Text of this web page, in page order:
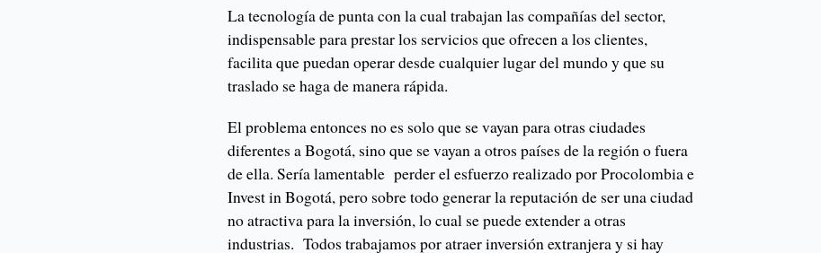
La tecnología de punta con la cual trabajan las compañías del sector,
indispensable para prestar los servicios que ofrecen a los clientes,
facilita que puedan operar desde cualquier lugar del mundo y que su
traslado se haga de manera rápida.
El problema entonces no es solo que se vayan para otras ciudades
diferentes a Bogotá, sino que se vayan a otros países de la región o fuera
de ella. Sería lamentable perder el esfuerzo realizado por Procolombia e
Invest in Bogotá, pero sobre todo generar la reputación de ser una ciudad
no atractiva para la inversión, lo cual se puede extender a otras
industrias. Todos trabajamos por atraer inversión extranjera y si hay